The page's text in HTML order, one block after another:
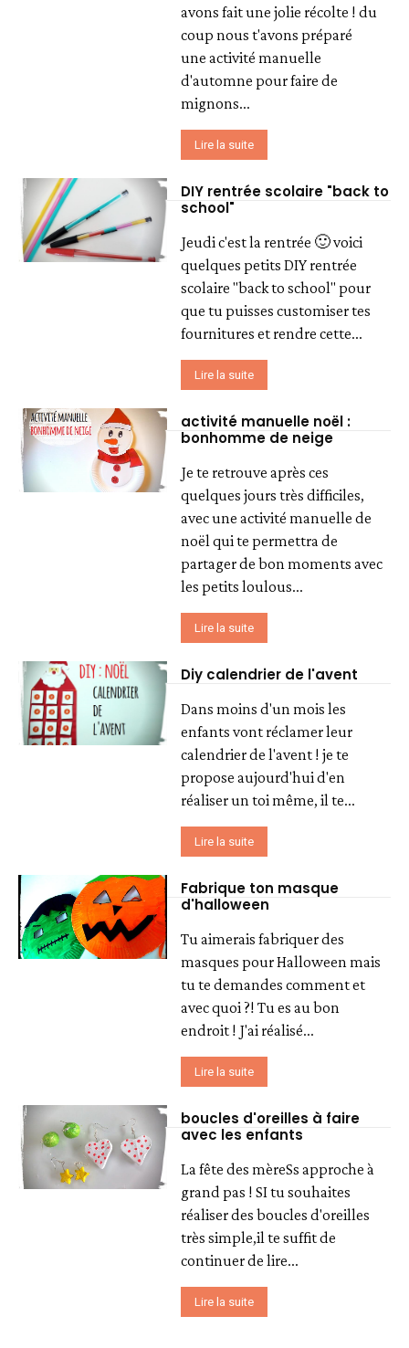
avons fait une jolie récolte ! du
coup nous t'avons préparé
une activité manuelle
d'automne pour faire de
mignons...
Lire la suite
DIY rentrée scolaire "back to
school"
Jeudi c'est la rentrée 🙂 voici
quelques petits DIY rentrée
scolaire "back to school" pour
que tu puisses customiser tes
fournitures et rendre cette...
Lire la suite
activité manuelle noël :
bonhomme de neige
Je te retrouve après ces
quelques jours très difficiles,
avec une activité manuelle de
noël qui te permettra de
partager de bon moments avec
les petits loulous...
Lire la suite
Diy calendrier de l'avent
Dans moins d'un mois les
enfants vont réclamer leur
calendrier de l'avent ! je te
propose aujourd'hui d'en
réaliser un toi même, il te...
Lire la suite
Fabrique ton masque
d'halloween
Tu aimerais fabriquer des
masques pour Halloween mais
tu te demandes comment et
avec quoi ?! Tu es au bon
endroit ! J'ai réalisé...
Lire la suite
boucles d'oreilles à faire
avec les enfants
La fête des mèreSs approche à
grand pas ! SI tu souhaites
réaliser des boucles d'oreilles
très simple,il te suffit de
continuer de lire...
Lire la suite